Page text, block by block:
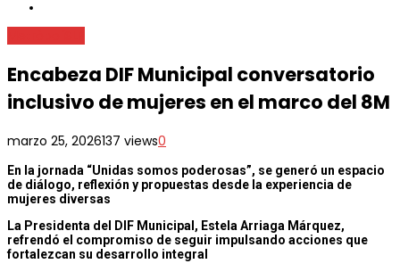
Encabeza DIF Municipal conversatorio
inclusivo de mujeres en el marco del 8M
marzo 25, 2026137 views0
En la jornada “Unidas somos poderosas”, se generó un espacio
de diálogo, reflexión y propuestas desde la experiencia de
mujeres diversas
La Presidenta del DIF Municipal, Estela Arriaga Márquez,
refrendó el compromiso de seguir impulsando acciones que
fortalezcan su desarrollo integral